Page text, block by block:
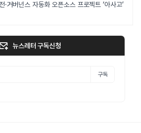
·거버넌스 자동화 오픈소스 프로젝트 ‘아사고’
뉴스레터 구독신청
구독